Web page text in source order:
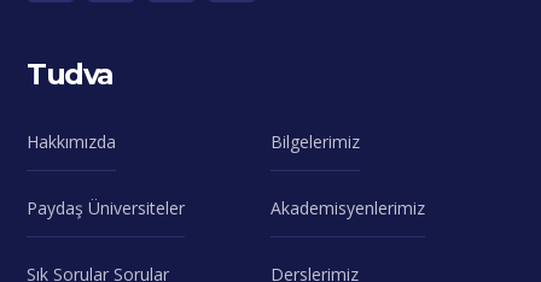
Tudva
Hakkımızda Bilgelerimiz
Paydaş Üniversiteler Akademisyenlerimiz
Sık Sorular Sorular Derslerimiz